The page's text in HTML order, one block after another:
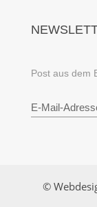
Post aus dem
©